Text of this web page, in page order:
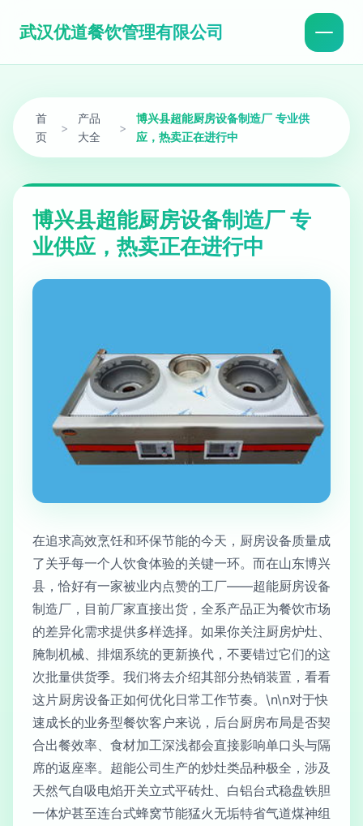
武汉优道餐饮管理有限公司
首
页
>
产品
大全
>
博兴县超能厨房设备制造厂 专业供
应，热卖正在进行中
博兴县超能厨房设备制造厂 专
业供应，热卖正在进行中
在追求高效烹饪和环保节能的今天，厨房设备质量成
了关乎每一个人饮食体验的关键一环。而在山东博兴
县，恰好有一家被业内点赞的工厂——超能厨房设备
制造厂，目前厂家直接出货，全系产品正为餐饮市场
的差异化需求提供多样选择。如果你关注厨房炉灶、
腌制机械、排烟系统的更新换代，不要错过它们的这
次批量供货季。我们将去介绍其部分热销装置，看看
这片厨房设备正如何优化日常工作节奏。\n\n对于快
速成长的业务型餐饮客户来说，后台厨房布局是否契
合出餐效率、食材加工深浅都会直接影响单口头与隔
席的返座率。超能公司生产的炒灶类品种极全，涉及
天然气自吸电焰开关立式平砖灶、白铝台式稳盘铁胆
一体炉甚至连台式蜂窝节能猛火无垢特省气道煤神组